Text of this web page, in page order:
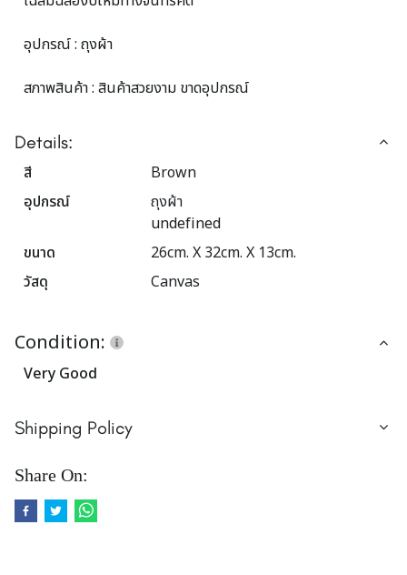
อุปกรณ์ : ถุงผ้า
สภาพสินค้า : สินค้าสวยงาม ขาดอุปกรณ์
Details:
สี
Brown
อุปกรณ์
ถุงผ้า
undefined
ขนาด
26cm. X 32cm. X 13cm.
วัสดุ
Canvas
Condition:
Very Good
Shipping Policy
Share On: